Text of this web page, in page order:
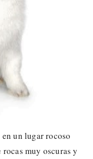
un lugar rocoso
muy oscuras y